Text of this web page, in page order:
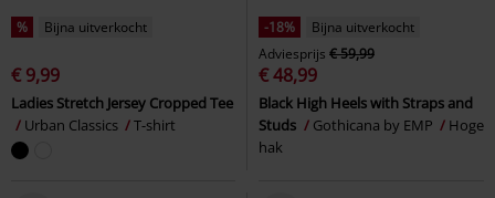
% Bijna uitverkocht
€ 9,99
Ladies Stretch Jersey Cropped Tee
Urban Classics
T-shirt
-18%
Bijna uitverkocht
Adviesprijs € 59,99
€ 48,99
Black High Heels with Straps and
Studs
Gothicana by EMP
Hoge
hak